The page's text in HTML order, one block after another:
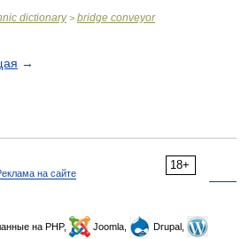
dictionary> bridge conveyor
→
18+
на сайте
на PHP, Joomla,
Drupal,